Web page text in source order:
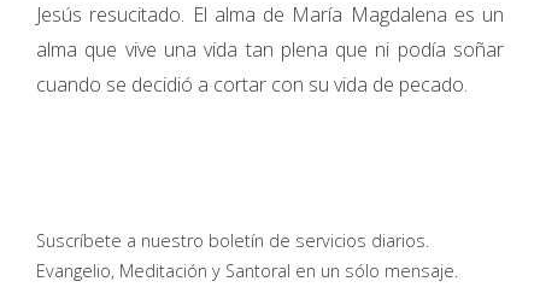
Jesús resucitado. El alma de María Magdalena es un
alma que vive una vida tan plena que ni podía soñar
cuando se decidió a cortar con su vida de pecado.
Suscríbete a nuestro boletín de servicios diarios.
Evangelio, Meditación y Santoral en un sólo mensaje.